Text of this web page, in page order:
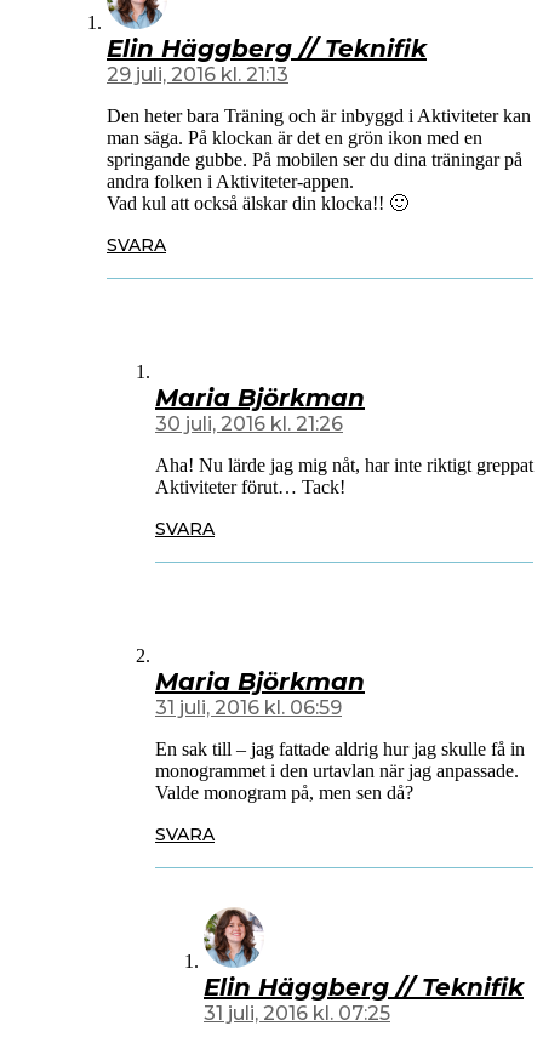
Elin Häggberg // Teknifik
29 juli, 2016 kl. 21:13
Den heter bara Träning och är inbyggd i Aktiviteter kan
man säga. På klockan är det en grön ikon med en
springande gubbe. På mobilen ser du dina träningar på
andra folken i Aktiviteter-appen.
Vad kul att också älskar din klocka!! 🙂
SVARA
Maria Björkman
30 juli, 2016 kl. 21:26
Aha! Nu lärde jag mig nåt, har inte riktigt greppat
Aktiviteter förut… Tack!
SVARA
Maria Björkman
31 juli, 2016 kl. 06:59
En sak till – jag fattade aldrig hur jag skulle få in
monogrammet i den urtavlan när jag anpassade.
Valde monogram på, men sen då?
SVARA
Elin Häggberg // Teknifik
31 juli, 2016 kl. 07:25